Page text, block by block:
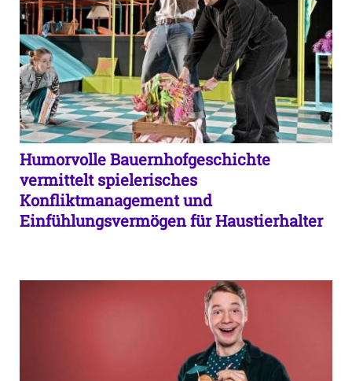
Humorvolle Bauernhofgeschichte
vermittelt spielerisches
Konfliktmanagement und
Einfühlungsvermögen für Haustierhalter